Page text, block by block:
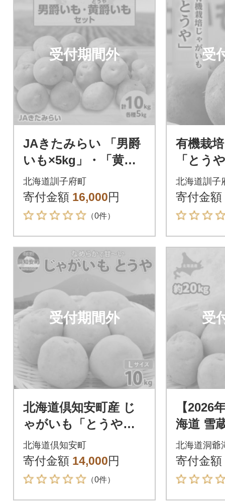
受付期間外
JAきたみらい 「男爵
いも×5kg」・「黄爵
(とうや)いも×5kg」
セット
北海道訓子府町
寄付金額 16,000円
（0件）
受
有機栽
「とう
5kg
北海道訓子
寄付金額
受付期間外
北海道倶知安町産 じ
ゃがいも「とうや」L
サイズ 10kg 馬鈴薯
産地直送
北海道倶知安町
寄付金額 14,000円
（0件）
受
【2026
海道 雪
M 約
丸田農
北海道洞爺
寄付金額